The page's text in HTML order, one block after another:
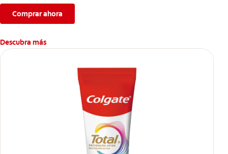
Comprar ahora
Descubra más